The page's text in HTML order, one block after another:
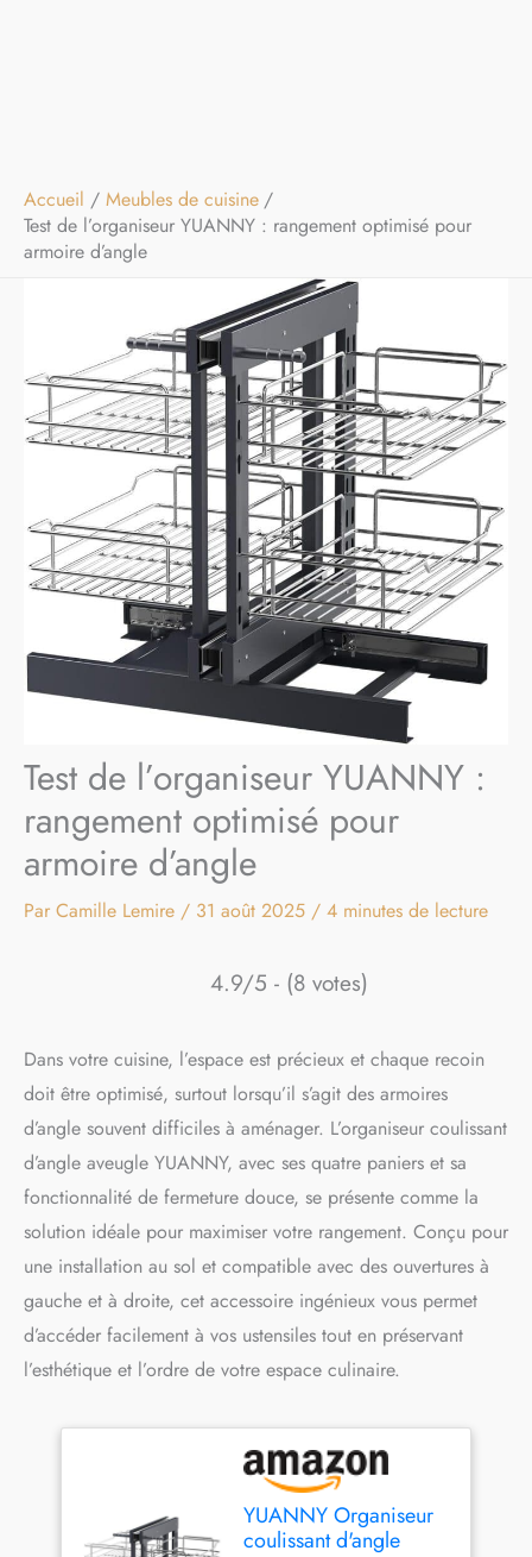
Accueil
Meubles de cuisine
Test de l’organiseur YUANNY : rangement optimisé pour
armoire d’angle
Test de l’organiseur YUANNY :
rangement optimisé pour
armoire d’angle
Par Camille Lemire / 31 août 2025 / 4 minutes de lecture
4.9/5 - (8 votes)
Dans votre cuisine, l’espace est précieux et chaque recoin
doit être optimisé, surtout lorsqu’il s’agit des armoires
d’angle souvent difficiles à aménager. L’organiseur coulissant
d’angle aveugle YUANNY, avec ses quatre paniers et sa
fonctionnalité de fermeture douce, se présente comme la
solution idéale pour maximiser votre rangement. Conçu pour
une installation au sol et compatible avec des ouvertures à
gauche et à droite, cet accessoire ingénieux vous permet
d’accéder facilement à vos ustensiles tout en préservant
l’esthétique et l’ordre de votre espace culinaire.
YUANNY Organiseur
coulissant d'angle